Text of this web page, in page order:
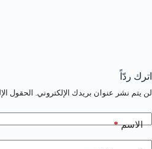
اترك ردّاً
لن يتم نشر عنوان بريدك الإلكتروني. الحقول
الاسم*